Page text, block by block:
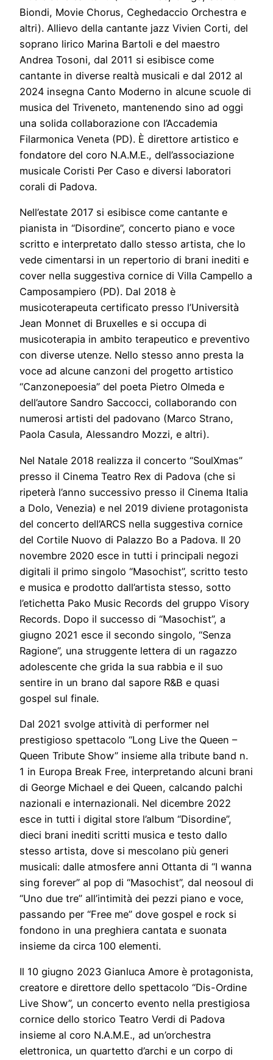
Biondi, Movie Chorus, Ceghedaccio Orchestra e
altri). Allievo della cantante jazz Vivien Corti, del
soprano lirico Marina Bartoli e del maestro
Andrea Tosoni, dal 2011 si esibisce come
cantante in diverse realtà musicali e dal 2012 al
2024 insegna Canto Moderno in alcune scuole di
musica del Triveneto, mantenendo sino ad oggi
una solida collaborazione con l’Accademia
Filarmonica Veneta (PD). È direttore artistico e
fondatore del coro N.A.M.E., dell’associazione
musicale Coristi Per Caso e diversi laboratori
corali di Padova.
Nell’estate 2017 si esibisce come cantante e
pianista in “Disordine”, concerto piano e voce
scritto e interpretato dallo stesso artista, che lo
vede cimentarsi in un repertorio di brani inediti e
cover nella suggestiva cornice di Villa Campello a
Camposampiero (PD). Dal 2018 è
musicoterapeuta certificato presso l’Università
Jean Monnet di Bruxelles e si occupa di
musicoterapia in ambito terapeutico e preventivo
con diverse utenze. Nello stesso anno presta la
voce ad alcune canzoni del progetto artistico
“Canzonepoesia” del poeta Pietro Olmeda e
dell’autore Sandro Saccocci, collaborando con
numerosi artisti del padovano (Marco Strano,
Paola Casula, Alessandro Mozzi, e altri).
Nel Natale 2018 realizza il concerto “SoulXmas”
presso il Cinema Teatro Rex di Padova (che si
ripeterà l’anno successivo presso il Cinema Italia
a Dolo, Venezia) e nel 2019 diviene protagonista
del concerto dell’ARCS nella suggestiva cornice
del Cortile Nuovo di Palazzo Bo a Padova. Il 20
novembre 2020 esce in tutti i principali negozi
digitali il primo singolo “Masochist”, scritto testo
e musica e prodotto dall’artista stesso, sotto
l’etichetta Pako Music Records del gruppo Visory
Records. Dopo il successo di “Masochist”, a
giugno 2021 esce il secondo singolo, “Senza
Ragione”, una struggente lettera di un ragazzo
adolescente che grida la sua rabbia e il suo
sentire in un brano dal sapore R&B e quasi
gospel sul finale.
Dal 2021 svolge attività di performer nel
prestigioso spettacolo “Long Live the Queen –
Queen Tribute Show” insieme alla tribute band n.
1 in Europa Break Free, interpretando alcuni brani
di George Michael e dei Queen, calcando palchi
nazionali e internazionali. Nel dicembre 2022
esce in tutti i digital store l’album “Disordine”,
dieci brani inediti scritti musica e testo dallo
stesso artista, dove si mescolano più generi
musicali: dalle atmosfere anni Ottanta di “I wanna
sing forever” al pop di “Masochist”, dal neosoul di
“Uno due tre” all’intimità dei pezzi piano e voce,
passando per “Free me” dove gospel e rock si
fondono in una preghiera cantata e suonata
insieme da circa 100 elementi.
Il 10 giugno 2023 Gianluca Amore è protagonista,
creatore e direttore dello spettacolo “Dis-Ordine
Live Show”, un concerto evento nella prestigiosa
cornice dello storico Teatro Verdi di Padova
insieme al coro N.A.M.E., ad un’orchestra
elettronica, un quartetto d’archi e un corpo di